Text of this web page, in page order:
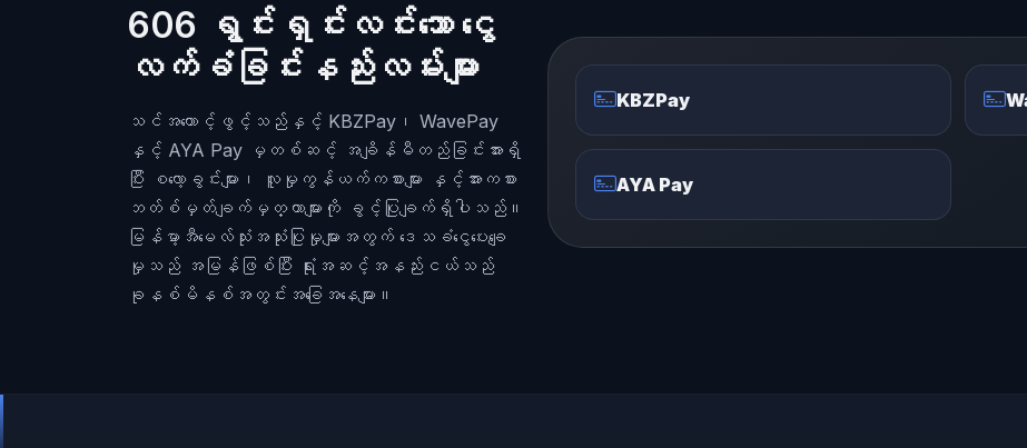
606 ရွင်းရှင်းလင်းသော ငွေ
လက်ခံခြင်းနည်းလမ်းများ
သင်အကောင့်ဖွင့်သည်နှင့် KBZPay၊ WavePay
နှင့် AYA Pay မှတစ်ဆင့် အချိန်မီတည်ခြင်းအားရှိ
ပြီး စလော့ခွင်းများ၊ လူမှုကွန်ယက်ကစားများ နှင့်အားကစား
ဘတ်စ်မှတ်ချက်မှတ္တာများကို ခွင့်ပြုချက်ရှိပါသည်။
မြန်မာ့အီမေလ်သုံးအသုံးပြုမှုများအတွက် ဒေသခံငွေပေးချေ
မှုသည် အမြန်ဖြစ်ပြီး ရုံးအဆင့်အနည်းငယ်သည်
ခုနစ်မိနစ်အတွင်းအခြေအနေများ။
KBZPay
AYA Pay